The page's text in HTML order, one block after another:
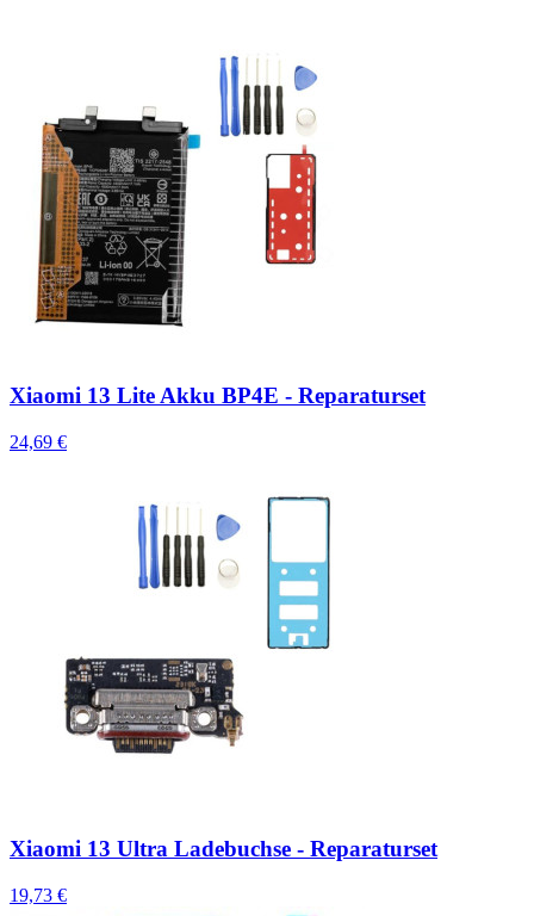
Xiaomi 13 Lite Akku BP4E - Reparaturset
24,69 €
Xiaomi 13 Ultra Ladebuchse - Reparaturset
19,73 €